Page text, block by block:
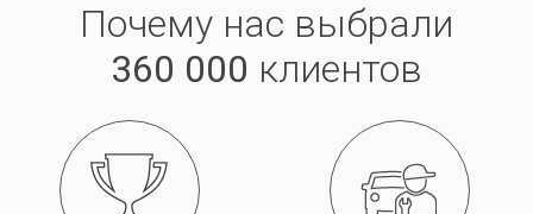
Почему нас выбрали
360 000 клиентов